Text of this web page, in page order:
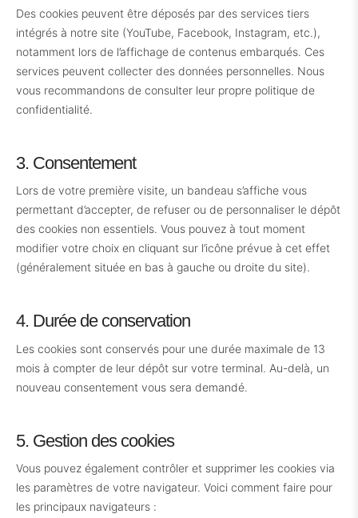
Des cookies peuvent être déposés par des services tiers
intégrés à notre site (YouTube, Facebook, Instagram, etc.),
notamment lors de l’affichage de contenus embarqués. Ces
services peuvent collecter des données personnelles. Nous
vous recommandons de consulter leur propre politique de
confidentialité.
3. Consentement
Lors de votre première visite, un bandeau s’affiche vous
permettant d’accepter, de refuser ou de personnaliser le dépôt
des cookies non essentiels. Vous pouvez à tout moment
modifier votre choix en cliquant sur l’icône prévue à cet effet
(généralement située en bas à gauche ou droite du site).
4. Durée de conservation
Les cookies sont conservés pour une durée maximale de 13
mois à compter de leur dépôt sur votre terminal. Au-delà, un
nouveau consentement vous sera demandé.
5. Gestion des cookies
Vous pouvez également contrôler et supprimer les cookies via
les paramètres de votre navigateur. Voici comment faire pour
les principaux navigateurs :